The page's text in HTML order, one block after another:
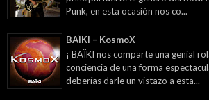
Punk, en esta ocasión nos co...
BAÏKI – KosmoX
¡ BAÏKI nos comparte una genial
conciencia de una forma
deberías darle un vistazo a esta...